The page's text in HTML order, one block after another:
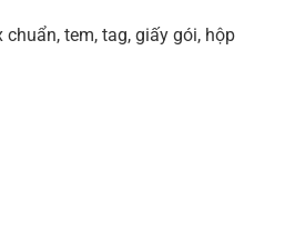
chuẩn, tem, tag, giấy gói, hộp
Túi Gấu Nhỏ Có Khóa Kéo số lượng